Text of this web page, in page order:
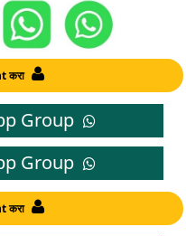
करा
Group
Group
करा